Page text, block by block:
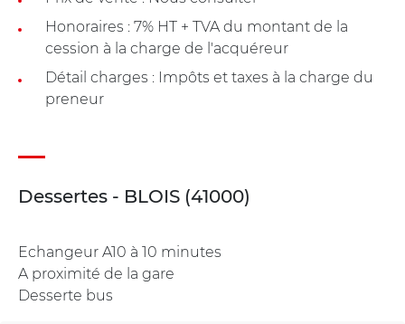
Honoraires : 7% HT + TVA du montant de la
cession à la charge de l'acquéreur
Détail charges : Impôts et taxes à la charge du
preneur
Dessertes - BLOIS (41000)
Echangeur A10 à 10 minutes
A proximité de la gare
Desserte bus